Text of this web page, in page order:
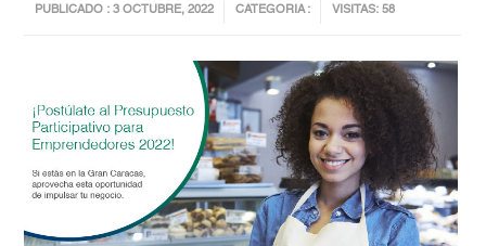
PUBLICADO : 3 OCTUBRE, 2022 CATEGORIA : VISITAS: 58